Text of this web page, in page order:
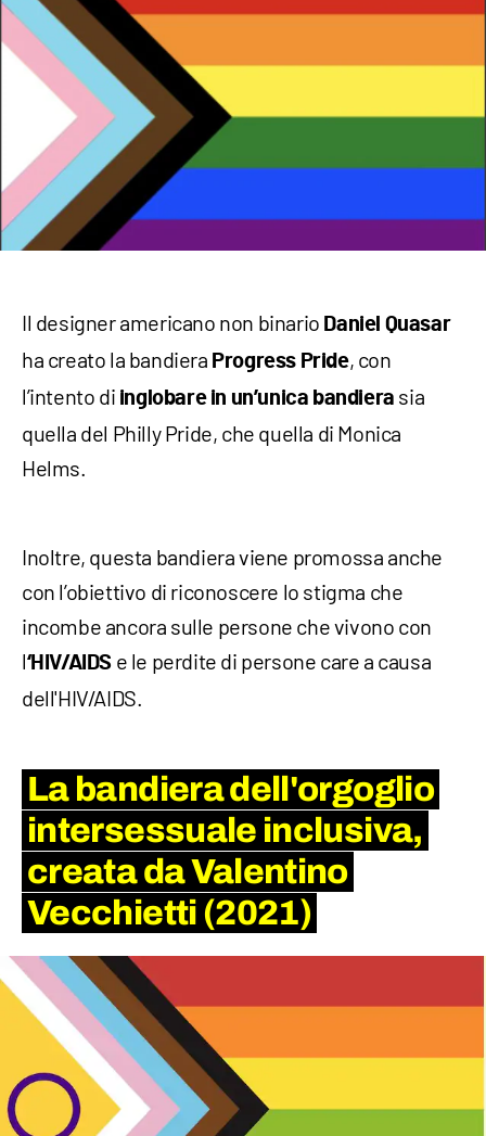
Il designer americano non binario Daniel Quasar
ha creato la bandiera Progress Pride, con
l’intento di inglobare in un’unica bandiera sia
quella del Philly Pride, che quella di Monica
Helms.
Inoltre, questa bandiera viene promossa anche
con l’obiettivo di riconoscere lo stigma che
incombe ancora sulle persone che vivono con
l‘HIV/AIDS e le perdite di persone care a causa
dell'HIV/AIDS.
La bandiera dell'orgoglio
intersessuale inclusiva,
creata da Valentino
Vecchietti (2021)